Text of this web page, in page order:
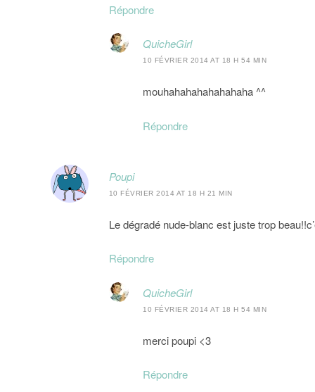
Répondre
QuicheGirl
10 FÉVRIER 2014 AT 18 H 54 MIN
mouhahahahahahahaha ^^
Répondre
Poupi
10 FÉVRIER 2014 AT 18 H 21 MIN
Le dégradé nude-blanc est juste trop
Répondre
QuicheGirl
10 FÉVRIER 2014 AT 18 H 54 MIN
merci poupi <3
Répondre